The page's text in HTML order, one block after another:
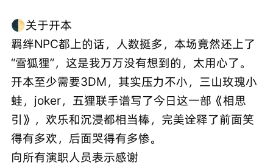
🌓关于开本
羁绊NPC都上的话，人数挺多，本场竟然还上了
“雪狐狸”，这是我万万没有想到的，太用心了。
开本至少需要3DM，其实压力不小，三山玫瑰小
蛙，joker，五狸联手谱写了今日这一部《相思
引》，欢乐和沉浸都相当棒，完美诠释了前面笑
得有多欢，后面哭得有多惨。
向所有演职人员表示感谢